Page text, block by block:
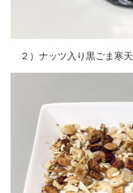
２）ナッツ入り黒ごま寒天